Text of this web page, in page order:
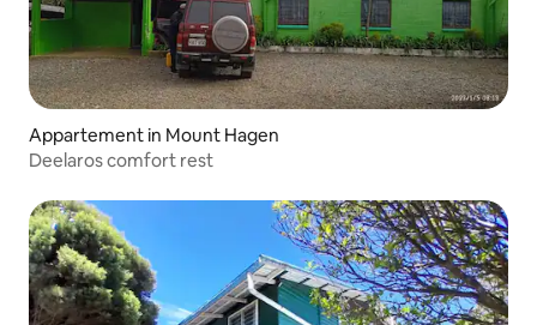
Appartement in Mount Hagen
Deelaros comfort rest